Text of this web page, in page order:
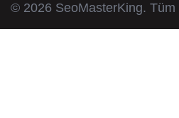
© 2026 SeoMasterKing. Tüm